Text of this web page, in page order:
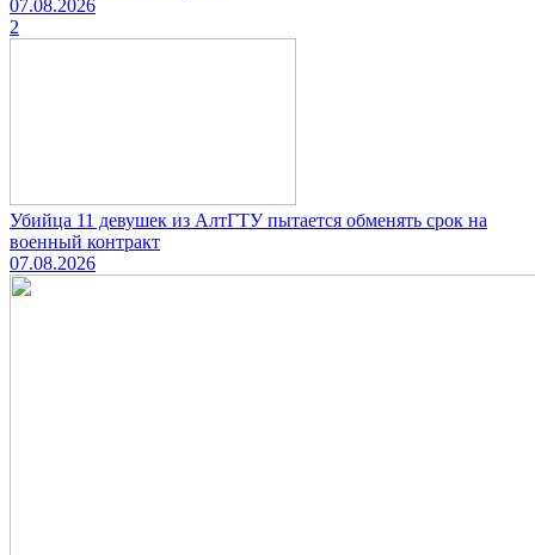
07.08.2026
2
Убийца 11 девушек из АлтГТУ пытается обменять срок на
военный контракт
07.08.2026